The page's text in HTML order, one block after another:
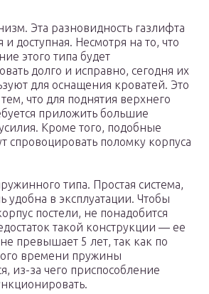
Эта разновидность газлифта
и доступная. Несмотря на то, что
этого типа будет
долго и исправно, сегодня их
для оснащения кроватей. Это
что для поднятия верхнего
приложить большие
Кроме того, подобные
спровоцировать поломку корпуса
типа. Простая система,
удобна в эксплуатации. Чтобы
постели, не понадобится
такой конструкции — ее
превышает 5 лет, так как по
времени пружины
из-за чего приспособление